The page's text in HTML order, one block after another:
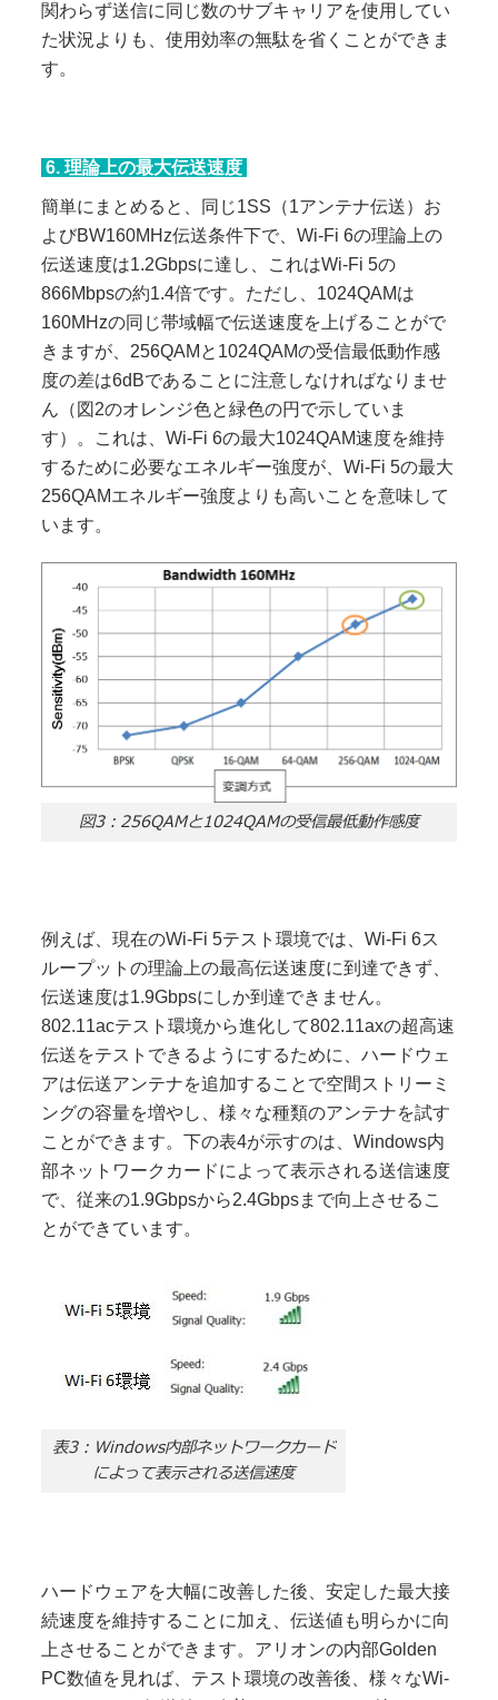
関わらず送信に同じ数のサブキャリアを使用してい
た状況よりも、使用効率の無駄を省くことができま
す。
6. 理論上の最大伝送速度
簡単にまとめると、同じ1SS（1アンテナ伝送）お
よびBW160MHz伝送条件下で、Wi-Fi 6の理論上の
伝送速度は1.2Gbpsに達し、これはWi-Fi 5の
866Mbpsの約1.4倍です。ただし、1024QAMは
160MHzの同じ帯域幅で伝送速度を上げることがで
きますが、256QAMと1024QAMの受信最低動作感
度の差は6dBであることに注意しなければなりませ
ん（図2のオレンジ色と緑色の円で示していま
す）。これは、Wi-Fi 6の最大1024QAM速度を維持
するために必要なエネルギー強度が、Wi-Fi 5の最大
256QAMエネルギー強度よりも高いことを意味して
います。
図3：256QAMと1024QAMの受信最低動作感度
例えば、現在のWi-Fi 5テスト環境では、Wi-Fi 6ス
ループットの理論上の最高伝送速度に到達できず、
伝送速度は1.9Gbpsにしか到達できません。
802.11acテスト環境から進化して802.11axの超高速
伝送をテストできるようにするために、ハードウェ
アは伝送アンテナを追加することで空間ストリーミ
ングの容量を増やし、様々な種類のアンテナを試す
ことができます。下の表4が示すのは、Windows内
部ネットワークカードによって表示される送信速度
で、従来の1.9Gbpsから2.4Gbpsまで向上させるこ
とができています。
表3：Windows内部ネットワークカード
によって表示される送信速度
ハードウェアを大幅に改善した後、安定した最大接
続速度を維持することに加え、伝送値も明らかに向
上させることができます。アリオンの内部Golden
PC数値を見れば、テスト環境の改善後、様々なWi-